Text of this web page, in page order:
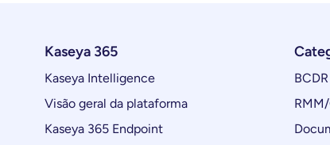
Kaseya 365
Kaseya Intelligence
Visão geral da plataforma
Kaseya 365 Endpoint
BCDR